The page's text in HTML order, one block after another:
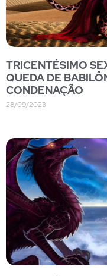
TRICENTÉSIMO
QUEDA DE
CONDENAÇÃO
28/09/2023